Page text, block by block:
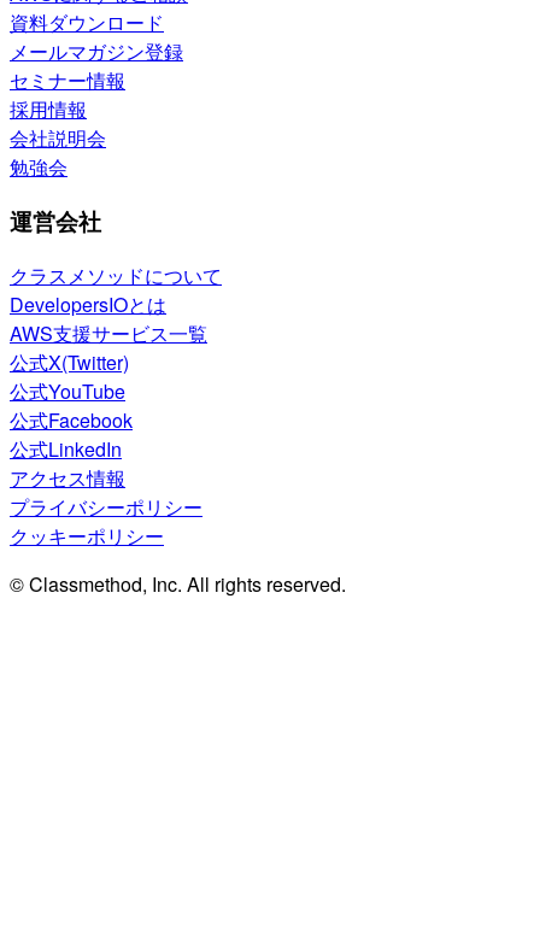
資料ダウンロード
メールマガジン登録
セミナー情報
採用情報
会社説明会
勉強会
運営会社
クラスメソッドについて
DevelopersIOとは
AWS支援サービス一覧
公式X(Twitter)
公式YouTube
公式Facebook
公式LinkedIn
アクセス情報
プライバシーポリシー
クッキーポリシー
© Classmethod, Inc. All rights reserved.